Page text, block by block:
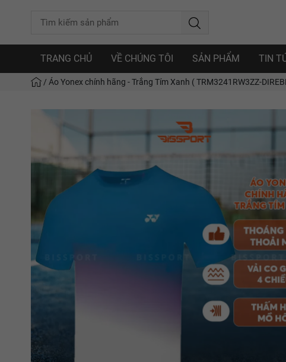
TRANG CHỦ VỀ CHÚNG TÔI SẢN PHẨM TIN
/ Áo Yonex chính hãng - Trắng Tím Xanh ( TRM3241RW3ZZ-